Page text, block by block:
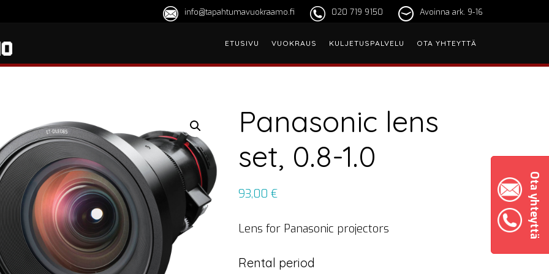
Ota yhteyttä
Avoinna ark. 9-16
020 719 9150
info@tapahtumavuokraamo.fi
ETUSIVU VUOKRAUS KULJETUSPALVELU OTA YHTEYTTÄ
Panasonic lens
set, 0.8-1.0
93,00 €
Lens for Panasonic projectors
Rental period